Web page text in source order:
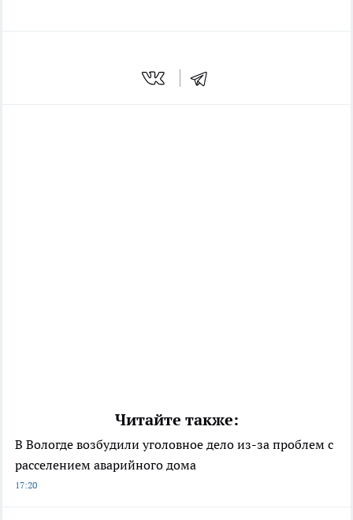
Читайте также:
В Вологде возбудили уголовное дело из-за проблем с
расселением аварийного дома
17:20